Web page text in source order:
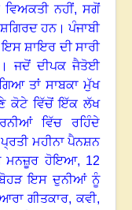
ਨਹੀਂ, ਸਗੋਂ
ਹਨ।ਪੰਜਾਬੀ
ਸ਼ਾਇਰ ਦੀ ਸਾਰੀ
।
ਜਦੋਂ ਦੀਪਕ ਜੈਤੋਈ
ਤਾਂ ਸਾਬਕਾ ਮੁੱਖ
ਕੋਟੇ ਵਿੱਚੋਂ ਇੱਕ ਲੱਖ
ਵਿੱਚ ਰਹਿੰਦੇ
ਮਹੀਨਾ ਪੈਨਸ਼ਨ
ਮਨਜ਼ੂਰ ਹੋਇਆ, 12
ਇਸ ਦੁਨੀਆਂ ਨੂੰ
ਗੀਤਕਾਰ,ਕਵੀ,